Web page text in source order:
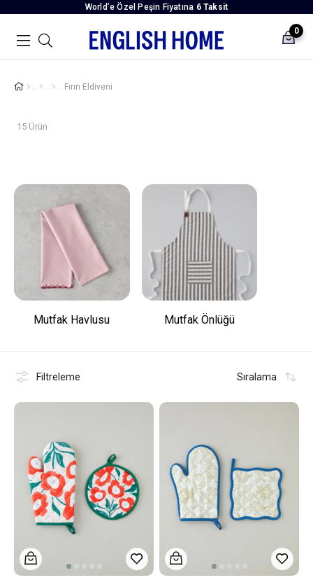
World’e Özel Peşin Fiyatına 6 Taksit
0
Fırın Eldiveni
15 Ürün
Mutfak Havlusu Mutfak Önlüğü
Filtreleme Sıralama